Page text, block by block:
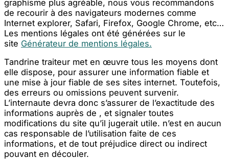
graphisme plus agréable, nous vous recommandons
de recourir à des navigateurs modernes comme
Internet explorer, Safari, Firefox, Google Chrome, etc…
Les mentions légales ont été générées sur le
site Générateur de mentions légales.
Tandrine traiteur met en œuvre tous les moyens dont
elle dispose, pour assurer une information fiable et
une mise à jour fiable de ses sites internet. Toutefois,
des erreurs ou omissions peuvent survenir.
L’internaute devra donc s’assurer de l’exactitude des
informations auprès de , et signaler toutes
modifications du site qu’il jugerait utile. n’est en aucun
cas responsable de l’utilisation faite de ces
informations, et de tout préjudice direct ou indirect
pouvant en découler.